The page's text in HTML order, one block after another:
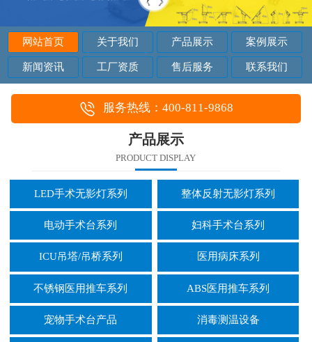
网站首页 关于我们 产品展示 案例展示
新闻资讯 工厂资质 售后服务 联系我们
服务热线：400-811-9868
产品展示
PRODUCT DISPLAY
LED手术无影灯系列 整体反射无影灯系列
电动手术台系列 妇科手术台系列
ICU吊塔/吊桥系列 医用病床系列
不锈钢医用推车系列 ABS医用推车系列
宠物手术台产品 消毒测温设备